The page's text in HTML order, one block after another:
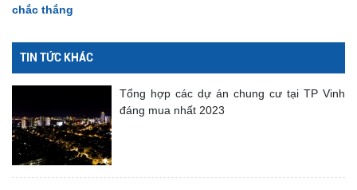
chắc thắng
TIN TỨC KHÁC
Tổng hợp các dự án chung cư tại TP Vinh
đáng mua nhất 2023